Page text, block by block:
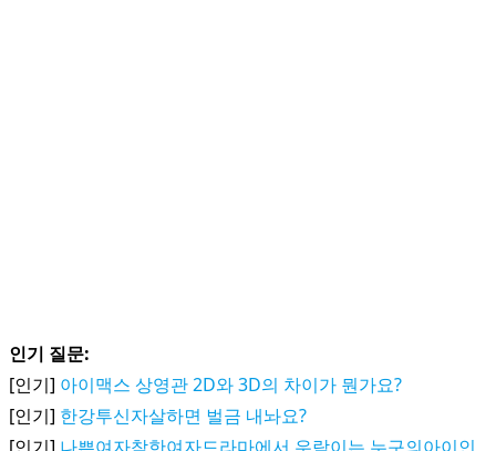
인기 질문:
[인기] 아이맥스 상영관 2D와 3D의 차이가 뭔가요?
[인기] 한강투신자살하면 벌금 내놔요?